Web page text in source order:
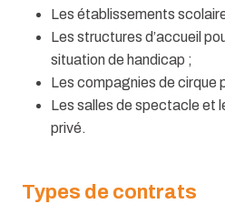
Les établissements
Les structures d’accueil
situation de handicap ;
Les compagnies de cirque
Les salles de spectacle et
privé.
Types de contrats